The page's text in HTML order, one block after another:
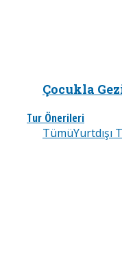
Çocukla
Tur Önerileri
TümüYurtdışı